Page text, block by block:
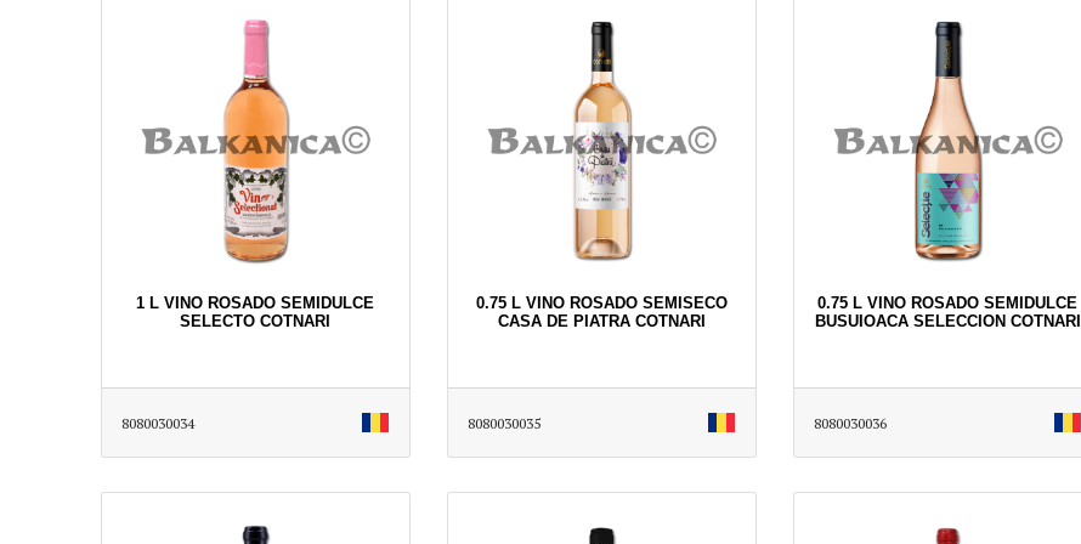
1 L VINO ROSADO SEMIDULCE
SELECTO COTNARI
8080030034
0.75 L VINO ROSADO SEMISECO
CASA DE PIATRA COTNARI
8080030035
0.75 L VINO ROSADO SEMIDULCE
BUSUIOACA SELECCION COTNARI
8080030036